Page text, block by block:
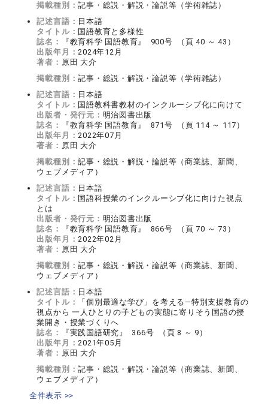
掲載種別：記事・総説・解説・論説等（学術雑誌）
記述言語： 日本語
タイトル： 国語教育と多様性
誌名：
『教育科学 国語教育』 900号 （頁 40 ～ 43）
出版年月：2024年12月
著者： 原田 大介
掲載種別：記事・総説・解説・論説等（学術雑誌）
記述言語： 日本語
タイトル： 国語教科書教材のインクルーシブ化に向けて
出版者・発行元： 明治図書出版
誌名：
『教育科学 国語教育』 871号 （頁 114 ～ 117）
出版年月：2022年07月
著者： 原田 大介
掲載種別：記事・総説・解説・論説等（商業誌、新聞、
ウェブメディア）
記述言語： 日本語
タイトル： 国語科授業のインクルーシブ化に向けた視点
とは
出版者・発行元： 明治図書出版
誌名：
『教育科学 国語教育』 866号 （頁 70 ～ 73）
出版年月：2022年02月
著者： 原田 大介
掲載種別：記事・総説・解説・論説等（商業誌、新聞、
ウェブメディア）
記述言語： 日本語
タイトル：
「個別最適な学び」を考える―特別支援教育の
視点から 一人ひとりの子どもの実態に寄りそう国語の授
業開き・授業づくりへ
誌名：
『実践国語研究』 366号 （頁 8 ～ 9）
出版年月：2021年05月
著者： 原田 大介
掲載種別：記事・総説・解説・論説等（商業誌、新聞、
ウェブメディア）
全件表示 >>